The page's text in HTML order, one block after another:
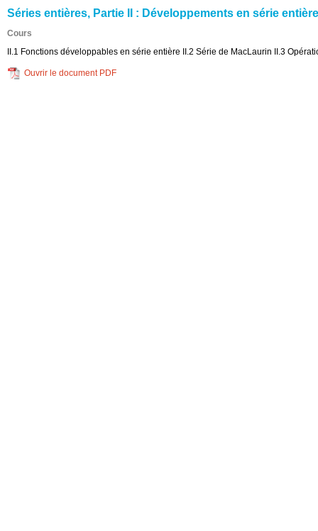
Séries entières, Partie II : Développements en série entière
Cours
II.1 Fonctions développables en série entière II.2 Série de MacLaurin II.3
Ouvrir le document PDF